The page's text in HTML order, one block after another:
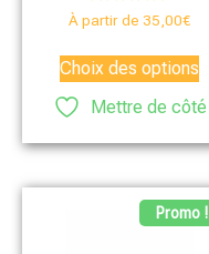
Note
5.00
À partir de 35,00€
Choix des options
Mettre de côté
Promo !